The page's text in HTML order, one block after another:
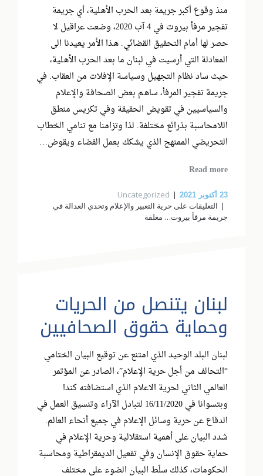
ﻣﻨﺬ وﻗﻮع أﻛﺒﺮ ﺟﺮﯾﻤﺔ ﺑﻌﺪ اﻟﺤﺮب اﻷھﻠﯿﺔ، أي ﺟﺮﯾﻤﺔ
ﺗﻔﺠﯿﺮ ﻣﺮﻓﺄ ﺑﯿﺮوت ﻓﻲ 4 آب 2020، وﺿﻌﺖ ﻋﺮاﻗﯿﻞ ﻻ
ﺣﺼﺮ ﻟﮭﺎ أﻣﺎم اﻟﺘﺤﻘﯿﻖ اﻟﻘﻀﺎﺋﻲ. ھﺬا اﻷﻣﺮ ﯾﻌﯿﺪﻧﺎ اﻟﻰ
اﻟﻤﻌﺎدﻟﺔ اﻟﺘﻲ أرﺳﯿﺖ ﻓﻲ ﻟﺒﻨﺎن ﻣﺎ ﺑﻌﺪ اﻟﺤﺮب اﻷھﻠﯿﺔ،
ﺣﯿﺚ ﺳﺎد ﻧﻈﺎم اﻟﺘﺠﮭﯿﻞ وﺳﯿﺎﺳﺔ اﻹﻓﻼت ﻣﻦ اﻟﻌﻘﺎب. ﻓﻲ
ﺟﺮﯾﻤﺔ ﺗﻔﺠﯿﺮ اﻟﻤﺮﻓﺄ، ﺳﺎھﻢ ﺑﻌﺾ اﻟﺼﺤﺎﻓﺔ واﻹﻋﻼم
واﻟﺴﯿﺎﺳﯿﯿﻦ ﻓﻲ ﺗﻘﻮﯾﺾ اﻟﺤﻘﯿﻘﺔ وﻓﻲ ﺗﻜﺮﯾﺲ ﻣﻨﻄﻖ
اﻟﻼﻣﺤﺎﺳﺒﺔ ﺑﺬراﺋﻊ ﻣﺨﺘﻠﻔﺔ. ﻟﺬا وﺗﺰاﻣﻨﺎ ﻣﻊ ﺗﻨﺎﻣﻲ اﻟﺨﻄﺎب
اﻟﺘﺤﺮﯾﻀﻲ اﻟﻤﻤﻨﮭﺞ اﻟﺬي ﯾﺸﻜﻚ ﺑﻌﻤﻞ اﻟﻘﻀﺎء وﯾﻘﻮض…
Read more
23 أكتوبر 2021
Uncategorized
التعليقات على ﺣﺮﯾﺔ اﻟﺘﻌﺒﯿﺮ واﻹﻋﻼم وﺗﺤﺪي اﻟﻌﺪاﻟﺔ ﻓﻲ
ﺟﺮﯾﻤﺔ ﻣﺮﻓﺄ ﺑﯿﺮوت… مغلقة
لبنان يتنصل من الحريات
وحماية حقوق الصحافيين
لبنان البلد الوحيد الذي امتنع عن توقيع البيان الختامي
“التحالف من أجل حرية الإعلام”، الصادر عن المؤتمر
العالمي الثاني لحرية الاعلام الذي استضافته كندا
وبتسوانا في 16/11/2020 لتبادل الآراء وتنسيق العمل في
الدفاع عن حرية وسائل الإعلام في جميع أنحاء العالم.
شدد البيان على أهمية استقلالية وحرية الإعلام في
حماية حقوق الإنسان وفي تفعيل الديمقراطية ومحاسبة
الحكومات، كذلك سلّط البيان الضوء على مختلف